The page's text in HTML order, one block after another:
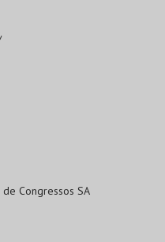
Congressos SA